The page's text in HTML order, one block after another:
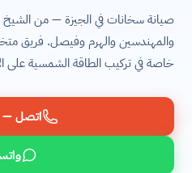
والمهندسين والهرم وفيصل. فريق
خاصة في تركيب الطاقة الشمسية على
اتصل — 16062